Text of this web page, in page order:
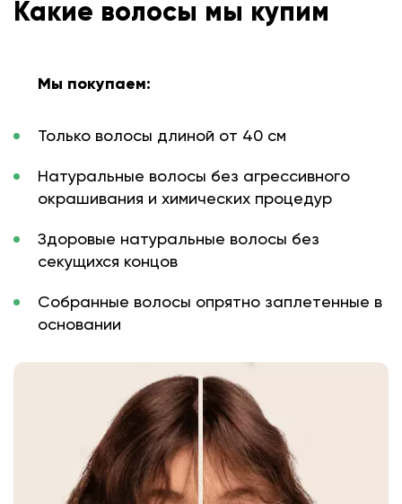
Какие волосы мы купим
Мы покупаем:
Только волосы длиной от 40 см
Натуральные волосы без агрессивного
окрашивания и химических процедур
Здоровые натуральные волосы без
секущихся концов
Собранные волосы опрятно заплетенные в
основании